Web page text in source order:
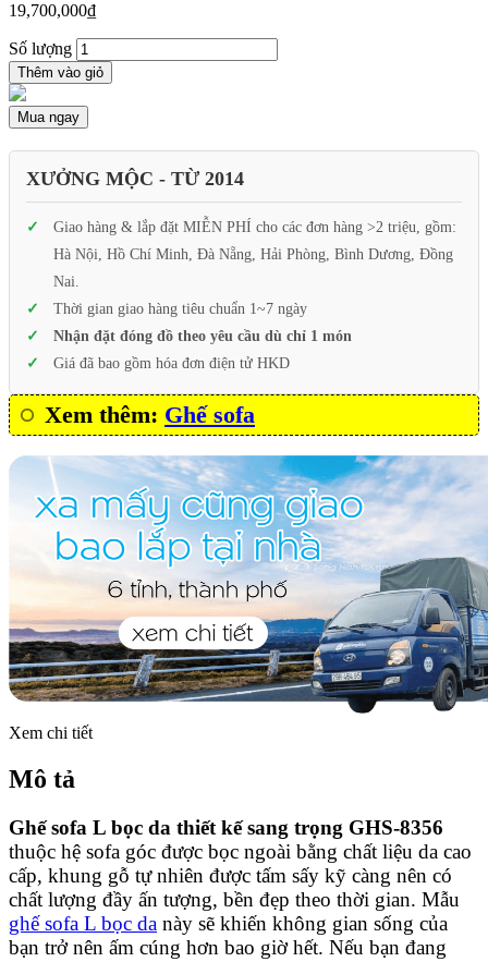
19,700,000₫
Số lượng
Thêm vào giỏ
Mua ngay
XƯỞNG MỘC - TỪ 2014
Giao hàng & lắp đặt MIỄN PHÍ cho các đơn hàng >2 triệu, gồm:
Hà Nội, Hồ Chí Minh, Đà Nẵng, Hải Phòng, Bình Dương, Đồng
Nai.
Thời gian giao hàng tiêu chuẩn 1~7 ngày
Nhận đặt đóng đồ theo yêu cầu dù chỉ 1 món
Giá đã bao gồm hóa đơn điện tử HKD
Xem thêm: Ghế sofa
Xem chi tiết
Mô tả
Ghế sofa L bọc da thiết kế sang trọng GHS-8356
thuộc hệ sofa góc được bọc ngoài bằng chất liệu da cao
cấp, khung gỗ tự nhiên được tấm sấy kỹ càng nên có
chất lượng đầy ấn tượng, bền đẹp theo thời gian. Mẫu
ghế sofa L bọc da này sẽ khiến không gian sống của
bạn trở nên ấm cúng hơn bao giờ hết. Nếu bạn đang